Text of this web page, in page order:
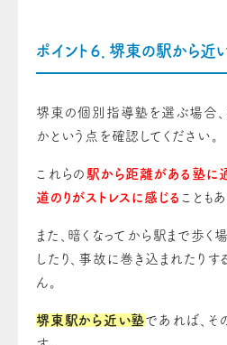
ポイント６．堺東の駅から近
堺東の個別指導塾を選ぶ場合
かという点を確認してください。
これらの 駅から距離がある塾に
道のりがストレスに感じる こともあ
また、暗くなってから駅まで歩
したり、事故に巻き込まれたり
ん。
堺東駅から近い塾であれば、そ